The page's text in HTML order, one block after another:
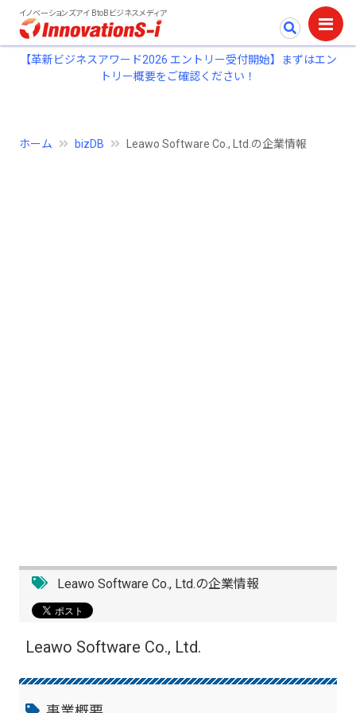
イノベーションズアイ BtoBビジネスメディア
【革新ビジネスアワード2026 エントリー受付開始】まずはエン
トリー概要をご確認ください！
ホーム bizDB Leawo Software Co., Ltd.の企業情報
Leawo Software Co., Ltd.の企業情報
Leawo Software Co., Ltd.